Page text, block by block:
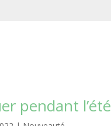
pendant l’été